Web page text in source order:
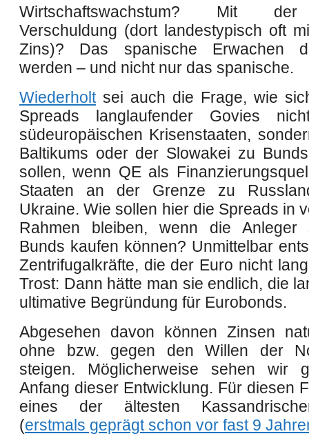
Wirtschaftswachstum? Mit
Verschuldung (dort landestypisch oft
Zins)? Das spanische Erwachen
werden – und nicht nur das spanische.
Wiederholtsei auch die Frage, wie
Spreads langlaufender Govies
südeuropäischen Krisenstaaten,
Baltikums oder der Slowakei zu
sollen, wenn QE als
Staaten an der Grenze zu
Ukraine. Wie sollen hier die Spreads in
Rahmen bleiben, wenn die Anleger
Bunds kaufen können? Unmittelbar
Zentrifugalkräfte, die der Euro nicht
Trost: Dann hätte man sie endlich, die
ultimative Begründung für Eurobonds.
Abgesehen davon können Zinsen
ohne bzw. gegen den Willen der
steigen. Möglicherweise sehen wir
Anfang dieser Entwicklung. Für diesen
eines der ältesten
(erstmals geprägt schon vor fast 9